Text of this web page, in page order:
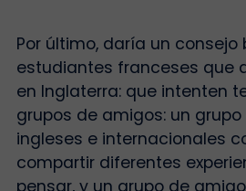
Por último, daría un consejo
estudiantes franceses que
en Inglaterra: que intenten
grupos de amigos: un
ingleses e internacionales
compartir diferentes